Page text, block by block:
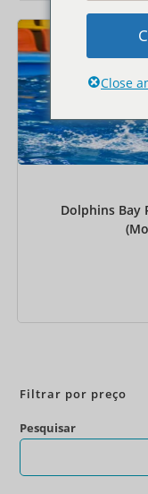
Dolphins Bay
Filtrar por preço
Pesquisar
Close